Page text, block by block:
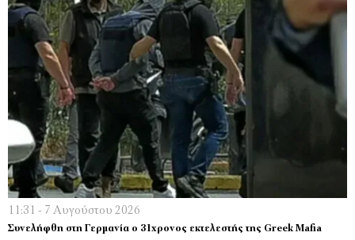
11:31 - 7 Αυγούστου 2026
Συνελήφθη στη Γερμανία ο 31χρονος εκτελεστής της Greek Mafia